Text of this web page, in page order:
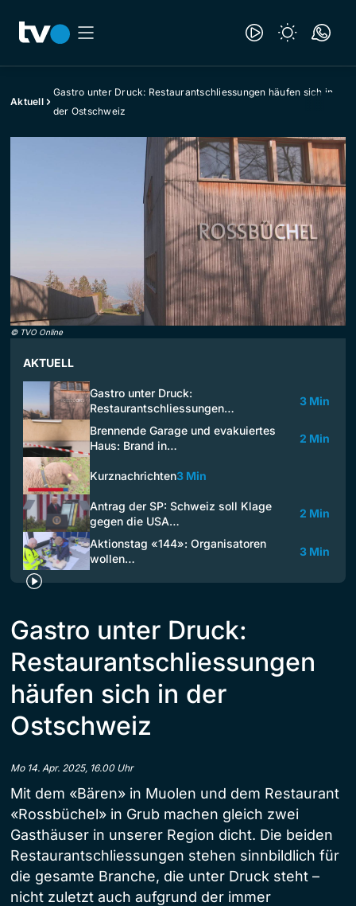
Aktuell
Gastro unter Druck: Restaurantschliessungen häufen sich in
der Ostschweiz
© TVO Online
AKTUELL
Gastro unter Druck:
Restaurantschliessungen…
3 Min
Brennende Garage und evakuiertes
Haus: Brand in…
2 Min
Kurznachrichten3 Min
Antrag der SP: Schweiz soll Klage
gegen die USA…
2 Min
Aktionstag «144»: Organisatoren
wollen…
3 Min
Gastro unter Druck:
Restaurantschliessungen
häufen sich in der
Ostschweiz
Mo 14. Apr. 2025, 16.00 Uhr
Mit dem «Bären» in Muolen und dem Restaurant
«Rossbüchel» in Grub machen gleich zwei
Gasthäuser in unserer Region dicht. Die beiden
Restaurantschliessungen stehen sinnbildlich für
die gesamte Branche, die unter Druck steht –
nicht zuletzt auch aufgrund der immer